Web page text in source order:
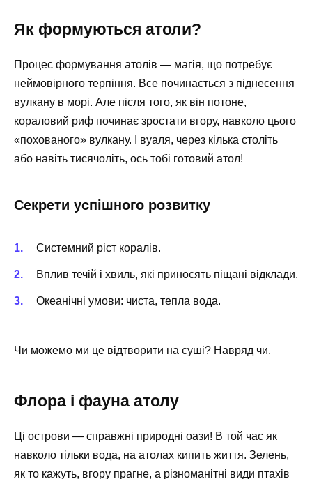
Як формуються атоли?
Процес формування атолів — магія, що потребує
неймовірного терпіння. Все починається з піднесення
вулкану в морі. Але після того, як він потоне,
кораловий риф починає зростати вгору, навколо цього
«похованого» вулкану. І вуаля, через кілька століть
або навіть тисячоліть, ось тобі готовий атол!
Секрети успішного розвитку
Системний ріст коралів.
Вплив течій і хвиль, які приносять піщані відклади.
Океанічні умови: чиста, тепла вода.
Чи можемо ми це відтворити на суші? Навряд чи.
Флора і фауна атолу
Ці острови — справжні природні оази! В той час як
навколо тільки вода, на атолах кипить життя. Зелень,
як то кажуть, вгору прагне, а різноманітні види птахів